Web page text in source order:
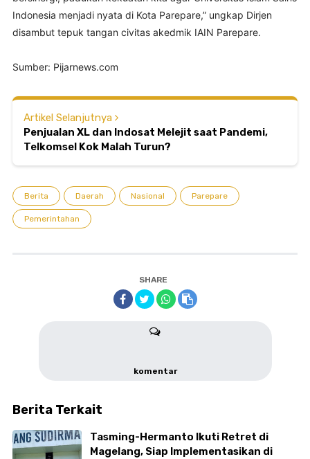
Indonesia menjadi nyata di Kota Parepare,” ungkap Dirjen
disambut tepuk tangan civitas akedmik IAIN Parepare.
Sumber: Pijarnews.com
Artikel Selanjutnya
Penjualan XL dan Indosat Melejit saat Pandemi,
Telkomsel Kok Malah Turun?
Berita Daerah Nasional Parepare
Pemerintahan
SHARE
komentar
Berita Terkait
Tasming-Hermanto Ikuti Retret di
Magelang, Siap Implementasikan di